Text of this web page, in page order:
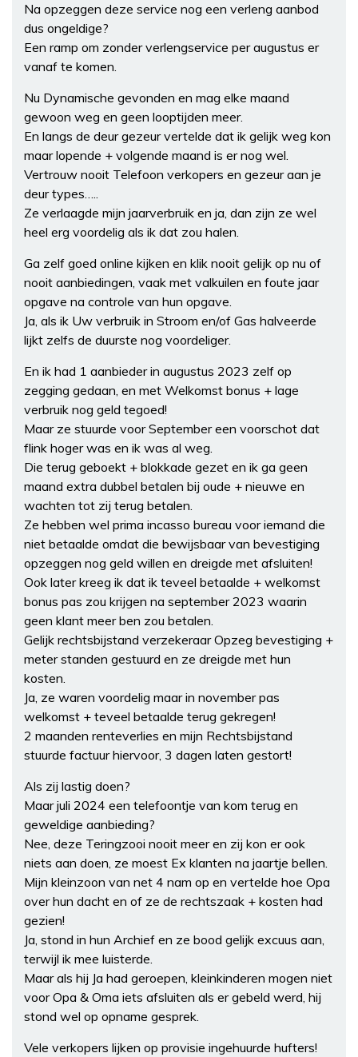
Na opzeggen deze service nog een verleng aanbod
dus ongeldige?
Een ramp om zonder verlengservice per augustus er
vanaf te komen.
Nu Dynamische gevonden en mag elke maand
gewoon weg en geen looptijden meer.
En langs de deur gezeur vertelde dat ik gelijk weg kon
maar lopende + volgende maand is er nog wel.
Vertrouw nooit Telefoon verkopers en gezeur aan je
deur types…..
Ze verlaagde mijn jaarverbruik en ja, dan zijn ze wel
heel erg voordelig als ik dat zou halen.
Ga zelf goed online kijken en klik nooit gelijk op nu of
nooit aanbiedingen, vaak met valkuilen en foute jaar
opgave na controle van hun opgave.
Ja, als ik Uw verbruik in Stroom en/of Gas halveerde
lijkt zelfs de duurste nog voordeliger.
En ik had 1 aanbieder in augustus 2023 zelf op
zegging gedaan, en met Welkomst bonus + lage
verbruik nog geld tegoed!
Maar ze stuurde voor September een voorschot dat
flink hoger was en ik was al weg.
Die terug geboekt + blokkade gezet en ik ga geen
maand extra dubbel betalen bij oude + nieuwe en
wachten tot zij terug betalen.
Ze hebben wel prima incasso bureau voor iemand die
niet betaalde omdat die bewijsbaar van bevestiging
opzeggen nog geld willen en dreigde met afsluiten!
Ook later kreeg ik dat ik teveel betaalde + welkomst
bonus pas zou krijgen na september 2023 waarin
geen klant meer ben zou betalen.
Gelijk rechtsbijstand verzekeraar Opzeg bevestiging +
meter standen gestuurd en ze dreigde met hun
kosten.
Ja, ze waren voordelig maar in november pas
welkomst + teveel betaalde terug gekregen!
2 maanden renteverlies en mijn Rechtsbijstand
stuurde factuur hiervoor, 3 dagen laten gestort!
Als zij lastig doen?
Maar juli 2024 een telefoontje van kom terug en
geweldige aanbieding?
Nee, deze Teringzooi nooit meer en zij kon er ook
niets aan doen, ze moest Ex klanten na jaartje bellen.
Mijn kleinzoon van net 4 nam op en vertelde hoe Opa
over hun dacht en of ze de rechtszaak + kosten had
gezien!
Ja, stond in hun Archief en ze bood gelijk excuus aan,
terwijl ik mee luisterde.
Maar als hij Ja had geroepen, kleinkinderen mogen niet
voor Opa & Oma iets afsluiten als er gebeld werd, hij
stond wel op opname gesprek.
Vele verkopers lijken op provisie ingehuurde hufters!